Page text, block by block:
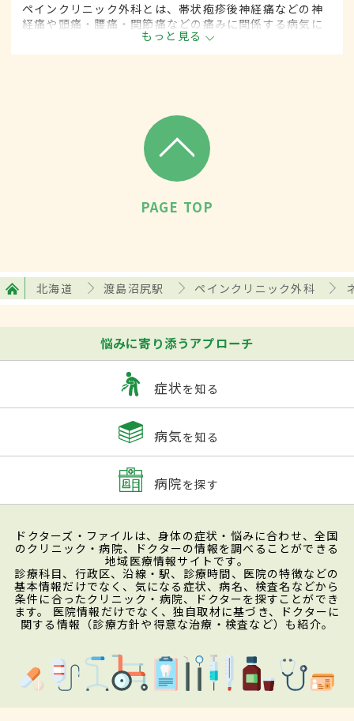
ペインクリニック外科とは、帯状疱疹後神経痛などの神
経痛や頭痛・腰痛・関節痛などの痛みに関係する病気に
対して、手術的な方法によって治療する外科の一領域で
す。平成20年4月の制度改正前は、ペインクリニック科
もっと見る
PAGE TOP
北海道 渡島沼尻駅 ペインクリニック外科
悩みに寄り添うアプローチ
症状を知る
病気を知る
病院を探す
ドクターズ・ファイルは、身体の症状・悩みに合わせ、全国
のクリニック・病院、ドクターの情報を調べることができる
地域医療情報サイトです。
診療科目、行政区、沿線・駅、診療時間、医院の特徴などの
基本情報だけでなく、気になる症状、病名、検査名などから
条件に合ったクリニック・病院、ドクターを探すことができ
ます。 医院情報だけでなく、独自取材に基づき、ドクターに
関する情報（診療方針や得意な治療・検査など）も紹介。